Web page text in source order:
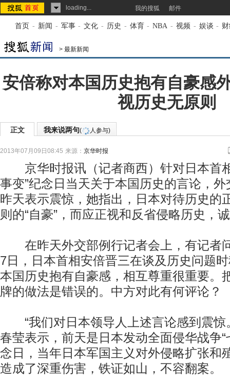
loading... 我的搜狐 邮件
首页 - 新闻 - 军事 - 文化 - 历史 - 体育 - NBA - 视频 - 娱谈 -
> 最新新闻
安倍称对本国历史抱有自豪感
视历史无原则
正文 我来说两句( 人参与)
2013年07月09日08:45 来源： 京华时报
京华时报讯（记者商西）针对日本首
事变”纪念日当天关于本国历史的言论，
昨天表示震惊，她指出，日本对待历史的
则的“自豪”，而应正视和反省侵略历史，
在昨天外交部例行记者会上，有记者
7日，日本首相安倍晋三在谈及历史问题
本国历史抱有自豪感，相互尊重很重要。
牌的做法是错误的。中方对此有何评论？
“我们对日本领导人上述言论感到震惊
春莹表示，前天是日本发动全面侵华战争“
念日，当年日本军国主义对外侵略扩张和
造成了深重伤害，铁证如山，不容翻案。